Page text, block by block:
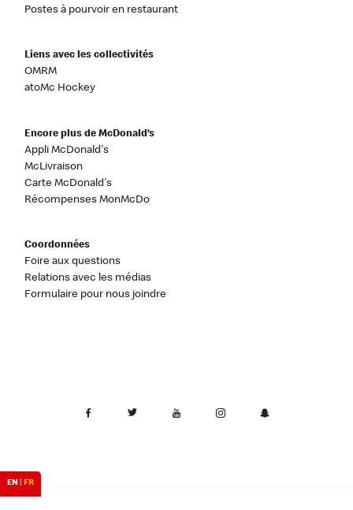
Postes à pourvoir en restaurant
Liens avec les collectivités
OMRM
atoMc Hockey
Encore plus de McDonald’s
Appli McDonald's
McLivraison
Carte McDonald's
Récompenses MonMcDo
Coordonnées
Foire aux questions
Relations avec les médias
Formulaire pour nous joindre
EN| FR